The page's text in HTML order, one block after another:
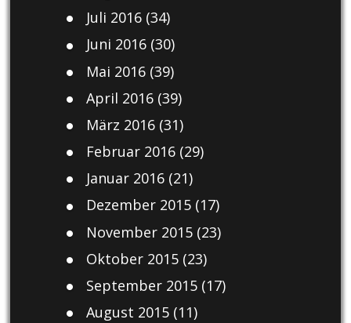
Juli 2016(34)
Juni 2016(30)
Mai 2016(39)
April 2016(39)
März 2016(31)
Februar 2016(29)
Januar 2016(21)
Dezember 2015(17)
November 2015(23)
Oktober 2015(23)
September 2015(17)
August 2015(11)